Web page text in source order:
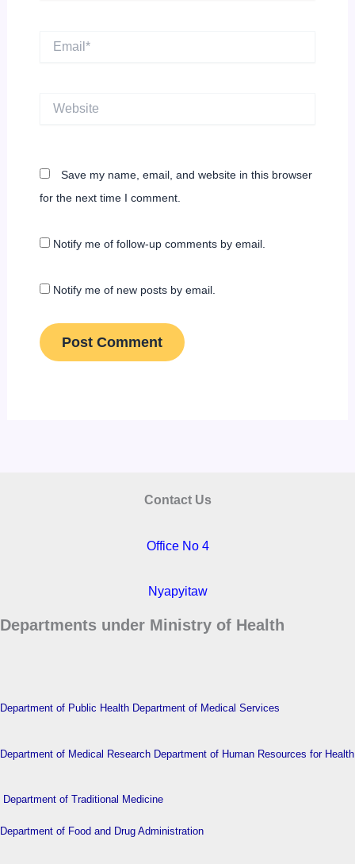
Website
Save my name, email, and website in this browser
for the next time I comment.
Notify me of follow-up comments by email.
Notify me of new posts by email.
Contact Us
Office No 4
Nyapyitaw
Departments under Ministry of Health
Department of Public Health Department of Medical Services
Department of Medical Research Department of Human Resources for Health
Department of Traditional Medicine
Department of Food and Drug Administration